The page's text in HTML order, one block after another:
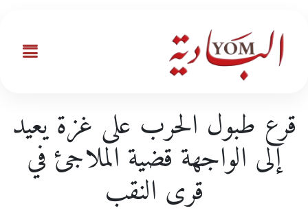
قرع طبول الحرب على غزة يعيد
إلى الواجهة قضية الملاجئ في
قرى النقب